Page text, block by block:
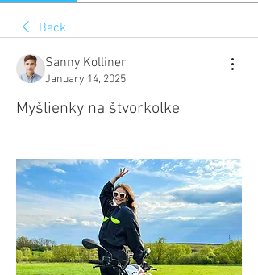
Back
Sanny Kolliner
January 14, 2025
Myšlienky na štvorkolke